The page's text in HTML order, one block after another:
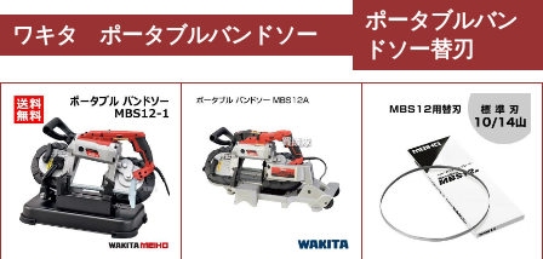
ワキタ ポータブルバンドソー
ポータブルバン
ドソー替刃